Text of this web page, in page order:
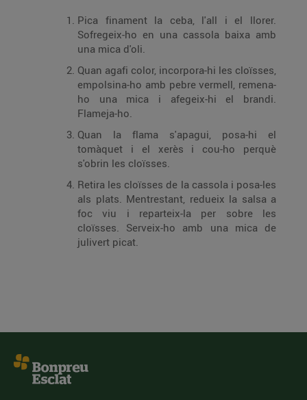
Pica finament la ceba, l'all i el llorer.
Sofregeix-ho en una cassola baixa amb
una mica d'oli.
Quan agafi color, incorpora-hi les cloïsses,
empolsina-ho amb pebre vermell, remena-
ho una mica i afegeix-hi el brandi.
Flameja-ho.
Quan la flama s'apagui, posa-hi el
tomàquet i el xerès i cou-ho perquè
s'obrin les cloïsses.
Retira les cloïsses de la cassola i posa-les
als plats. Mentrestant, redueix la salsa a
foc viu i reparteix-la per sobre les
cloïsses. Serveix-ho amb una mica de
julivert picat.